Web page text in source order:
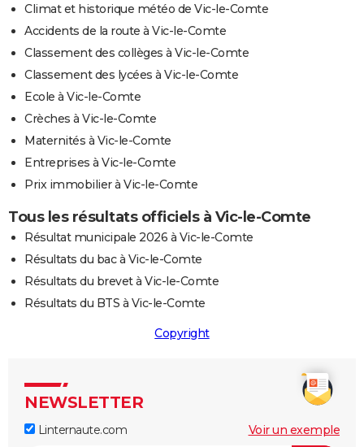
Climat et historique météo de Vic-le-Comte
Accidents de la route à Vic-le-Comte
Classement des collèges à Vic-le-Comte
Classement des lycées à Vic-le-Comte
Ecole à Vic-le-Comte
Crèches à Vic-le-Comte
Maternités à Vic-le-Comte
Entreprises à Vic-le-Comte
Prix immobilier à Vic-le-Comte
Tous les résultats officiels à Vic-le-Comte
Résultat municipale 2026 à Vic-le-Comte
Résultats du bac à Vic-le-Comte
Résultats du brevet à Vic-le-Comte
Résultats du BTS à Vic-le-Comte
Copyright
NEWSLETTER
Linternaute.com Voir un exemple